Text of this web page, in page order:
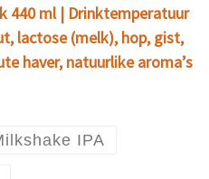
440 ml | Drinktemperatuur
lactose (melk), hop, gist,
haver, natuurlike aroma’s
IPA